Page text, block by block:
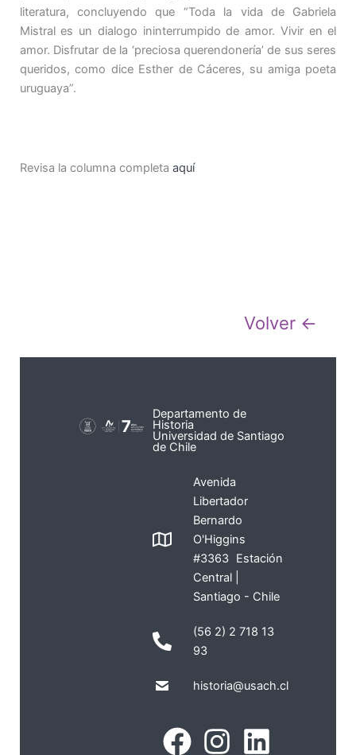
literatura, concluyendo que “Toda la vida de Gabriela
Mistral es un dialogo ininterrumpido de amor. Vivir en el
amor. Disfrutar de la ‘preciosa querendonería’ de sus seres
queridos, como dice Esther de Cáceres, su amiga poeta
uruguaya”.
Revisa la columna completa aquí
Volver ←
Departamento de
Historia
Universidad de Santiago
de Chile
Avenida
Libertador
Bernardo
O'Higgins
#3363 Estación
Central |
Santiago - Chile
(56 2) 2 718 13
93
historia@usach.cl